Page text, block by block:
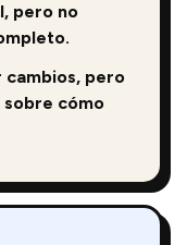
pero no
cambios, pero
cómo